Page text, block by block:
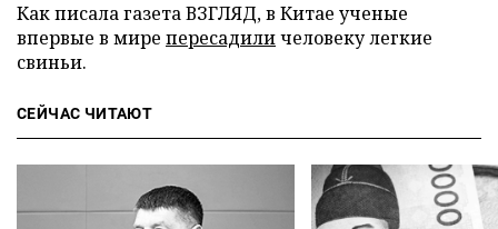
Как писала газета ВЗГЛЯД, в Китае ученые
впервые в мире пересадиличеловеку легкие
свиньи.
СЕЙЧАС ЧИТАЮТ